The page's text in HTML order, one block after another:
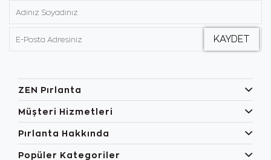
ZEN Pırlanta
Müşteri Hizmetleri
Pırlanta Hakkında
Popüler Kategoriler